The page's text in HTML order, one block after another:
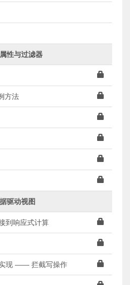
性与过滤器
方法
驱动视图
到响应式计算
现 —— 拦截写操作